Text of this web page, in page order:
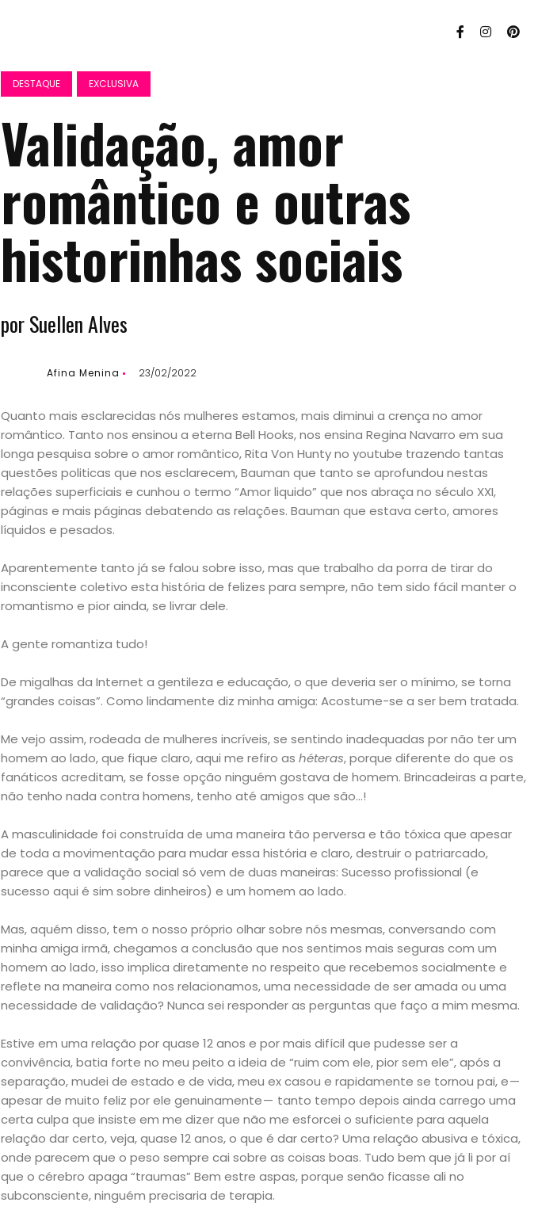
Início
Academia
Beleza
DESTAQUE EXCLUSIVA
Validação, amor
romântico e outras
historinhas sociais
por Suellen Alves
Afina Menina 23/02/2022
Quanto mais esclarecidas nós mulheres estamos, mais diminui a crença no amor
romântico. Tanto nos ensinou a eterna Bell Hooks, nos ensina Regina Navarro em sua
longa pesquisa sobre o amor romântico, Rita Von Hunty no youtube trazendo tantas
questões politicas que nos esclarecem, Bauman que tanto se aprofundou nestas
relações superficiais e cunhou o termo “Amor liquido” que nos abraça no século XXI,
páginas e mais páginas debatendo as relações. Bauman que estava certo, amores
líquidos e pesados.
Aparentemente tanto já se falou sobre isso, mas que trabalho da porra de tirar do
inconsciente coletivo esta história de felizes para sempre, não tem sido fácil manter o
romantismo e pior ainda, se livrar dele.
A gente romantiza tudo!
De migalhas da Internet a gentileza e educação, o que deveria ser o mínimo, se torna
“grandes coisas”. Como lindamente diz minha amiga: Acostume-se a ser bem tratada.
Me vejo assim, rodeada de mulheres incríveis, se sentindo inadequadas por não ter um
homem ao lado, que fique claro, aqui me refiro as héteras, porque diferente do que os
fanáticos acreditam, se fosse opção ninguém gostava de homem. Brincadeiras a parte,
não tenho nada contra homens, tenho até amigos que são…!
A masculinidade foi construída de uma maneira tão perversa e tão tóxica que apesar
de toda a movimentação para mudar essa história e claro, destruir o patriarcado,
parece que a validação social só vem de duas maneiras: Sucesso profissional (e
sucesso aqui é sim sobre dinheiros) e um homem ao lado.
Mas, aquém disso, tem o nosso próprio olhar sobre nós mesmas, conversando com
minha amiga irmã, chegamos a conclusão que nos sentimos mais seguras com um
homem ao lado, isso implica diretamente no respeito que recebemos socialmente e
reflete na maneira como nos relacionamos, uma necessidade de ser amada ou uma
necessidade de validação? Nunca sei responder as perguntas que faço a mim mesma.
Estive em uma relação por quase 12 anos e por mais difícil que pudesse ser a
convivência, batia forte no meu peito a ideia de “ruim com ele, pior sem ele”, após a
separação, mudei de estado e de vida, meu ex casou e rapidamente se tornou pai, e —
apesar de muito feliz por ele genuinamente — tanto tempo depois ainda carrego uma
certa culpa que insiste em me dizer que não me esforcei o suficiente para aquela
relação dar certo, veja, quase 12 anos, o que é dar certo? Uma relação abusiva e tóxica,
onde parecem que o peso sempre cai sobre as coisas boas. Tudo bem que já li por aí
que o cérebro apaga “traumas” Bem estre aspas, porque senão ficasse ali no
subconsciente, ninguém precisaria de terapia.